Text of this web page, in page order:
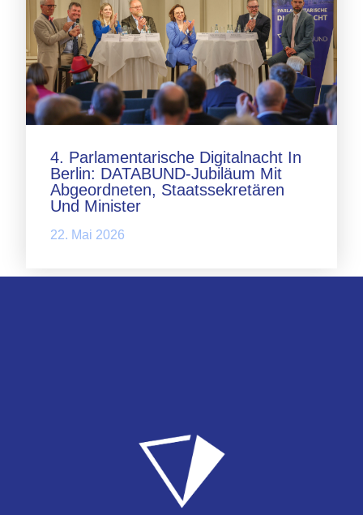
4. Parlamentarische Digitalnacht In
Berlin: DATABUND-Jubiläum Mit
Abgeordneten, Staatssekretären
Und Minister
22. Mai 2026